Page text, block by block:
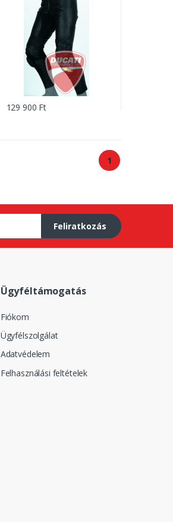
129 900 Ft
1
Feliratkozás
Ügyféltámogatás
Fiókom
Ügyfélszolgálat
Adatvédelem
Felhasználási feltételek